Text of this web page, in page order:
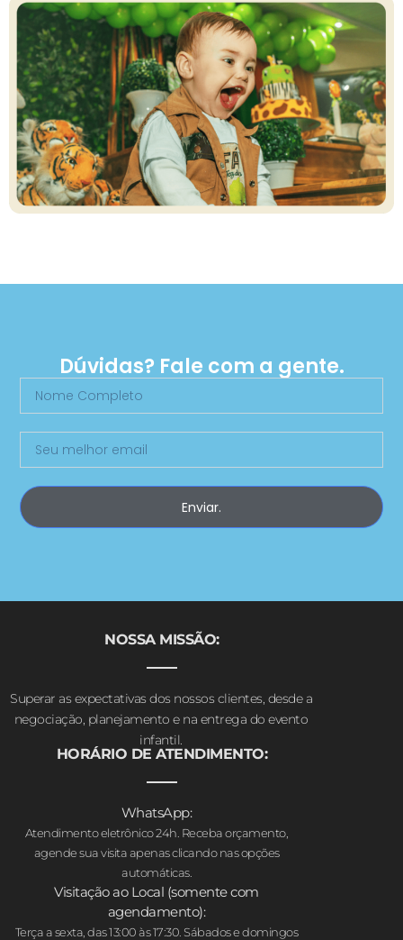
Dúvidas? Fale com a gente.
Enviar.
NOSSA MISSÃO:
Superar as expectativas dos nossos clientes, desde a
negociação, planejamento e na entrega do evento
infantil.
HORÁRIO DE ATENDIMENTO:
WhatsApp:
Atendimento eletrônico 24h. Receba orçamento,
agende sua visita apenas clicando nas opções
automáticas.
Visitação ao Local (somente com
agendamento):
Terça a sexta, das 13:00 às 17:30. Sábados e domingos